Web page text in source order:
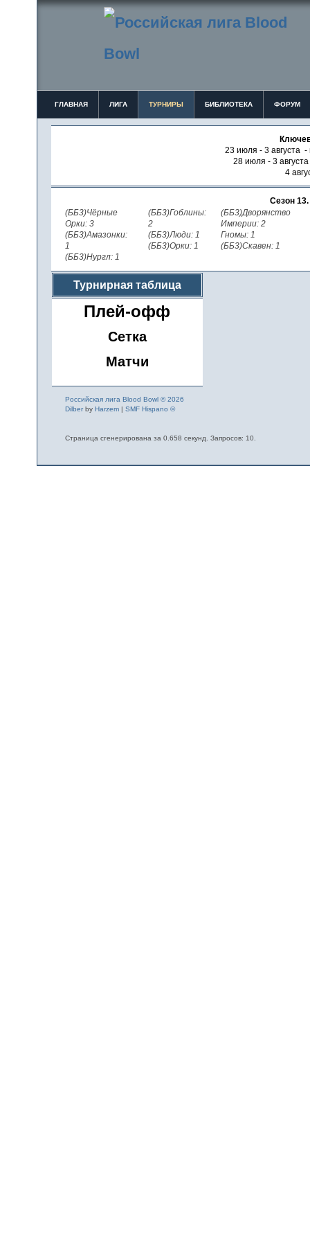
ГЛАВНАЯ ЛИГА ТУРНИРЫ БИБЛИОТЕКА ФОРУМ
23 июля - 3 августа -
28 июля - 3
4
Сезон 13.
(ББ3)Чёрные
Орки: 3
(ББ3)Амазонки:
1
(ББ3)Нургл: 1
(ББ3)Гоблины:
2
(ББ3)Люди: 1
(ББ3)Орки: 1
(ББ3)Дворянство
Империи: 2
Гномы: 1
(ББ3)Скавен: 1
Турнирная таблица
Плей-офф
Сетка
Матчи
Российская лига Blood Bowl © 2026
Dilberby Harzem| SMF Hispano ©
Страница сгенерирована за 0.658 секунд. Запросов: 10.